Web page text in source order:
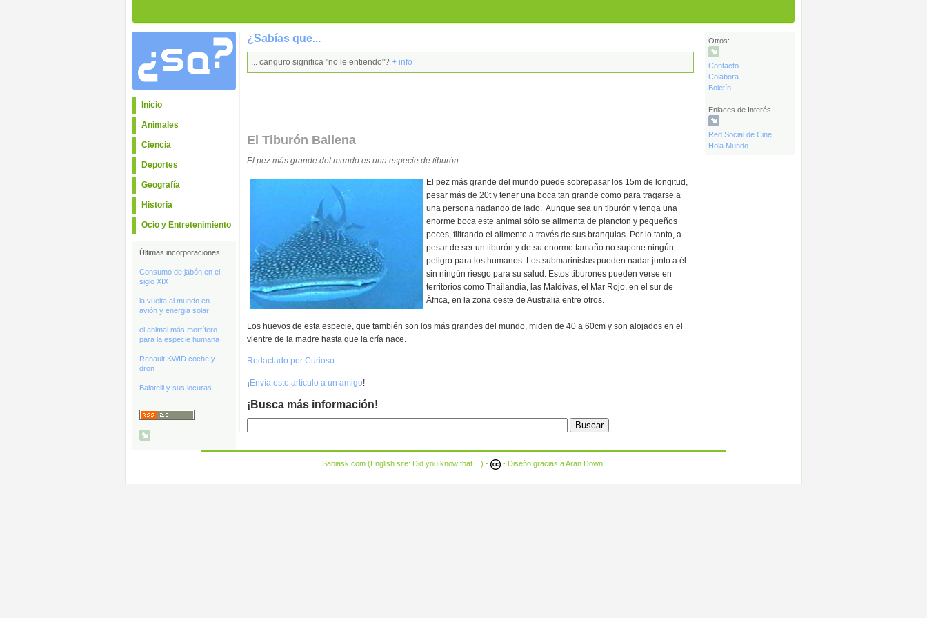
Otros:
Contacto
Colabora
Boletín
Enlaces de Interés:
Red Social de Cine
Hola Mundo
Inicio
Animales
Ciencia
Deportes
Geografía
Historia
Ocio y Entretenimiento
Últimas incorporaciones:
Consumo de jabón en el
siglo XIX
la vuelta al mundo en
avión y energia solar
el animal más mortífero
para la especie humana
Renault KWID coche y
dron
Balotelli y sus locuras
¿Sabías que...
... canguro significa "no le entiendo"? + info
El Tiburón Ballena
El pez más grande del mundo es una especie de tiburón.
El pez más grande del mundo puede sobrepasar los 15m de longitud,
pesar más de 20t y tener una boca tan grande como para tragarse a
una persona nadando de lado. Aunque sea un tiburón y tenga una
enorme boca este animal sólo se alimenta de plancton y pequeños
peces, filtrando el alimento a través de sus branquias. Por lo tanto, a
pesar de ser un tiburón y de su enorme tamaño no supone ningún
peligro para los humanos. Los submarinistas pueden nadar junto a él
sin ningún riesgo para su salud. Estos tiburones pueden verse en
territorios como Thailandia, las Maldivas, el Mar Rojo, en el sur de
África, en la zona oeste de Australia entre otros.
Los huevos de esta especie, que también son los más grandes del mundo, miden de 40 a 60cm y son alojados en el
vientre de la madre hasta que la cría nace.
Redactado por Curioso
¡Envía este artículo a un amigo!
¡Busca más información!
Sabiask.com (English site: Did you know that ... ) - - Diseño gracias aAran Down